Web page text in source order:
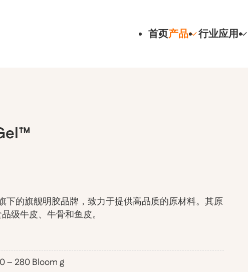
首页产品 行业应用
下的旗舰明胶品牌，致力于提供高品质的原材料。其原
级牛皮、牛骨和鱼皮。
– 280 Bloom g